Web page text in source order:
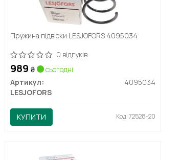
Пружина підвіски LESJOFORS 4095034
0 відгуків
989₴
сьогодні
Артикул:
4095034
LESJOFORS
КУПИТИ Код: 72528-20